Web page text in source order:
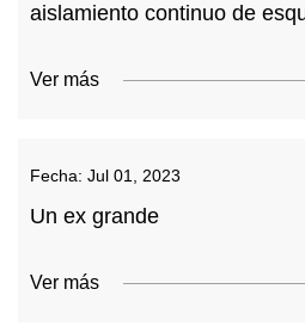
aislamiento continuo de
Ver más
Fecha: Jul 01, 2023
Un ex grande
Ver más